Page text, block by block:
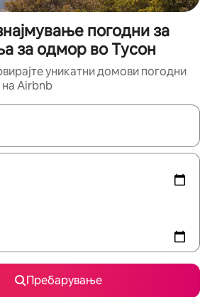
погодни за
за одмор во Тусон
уникатни домови погодни
Airbnb
се достапни, движете се со копчињата
Пребарување